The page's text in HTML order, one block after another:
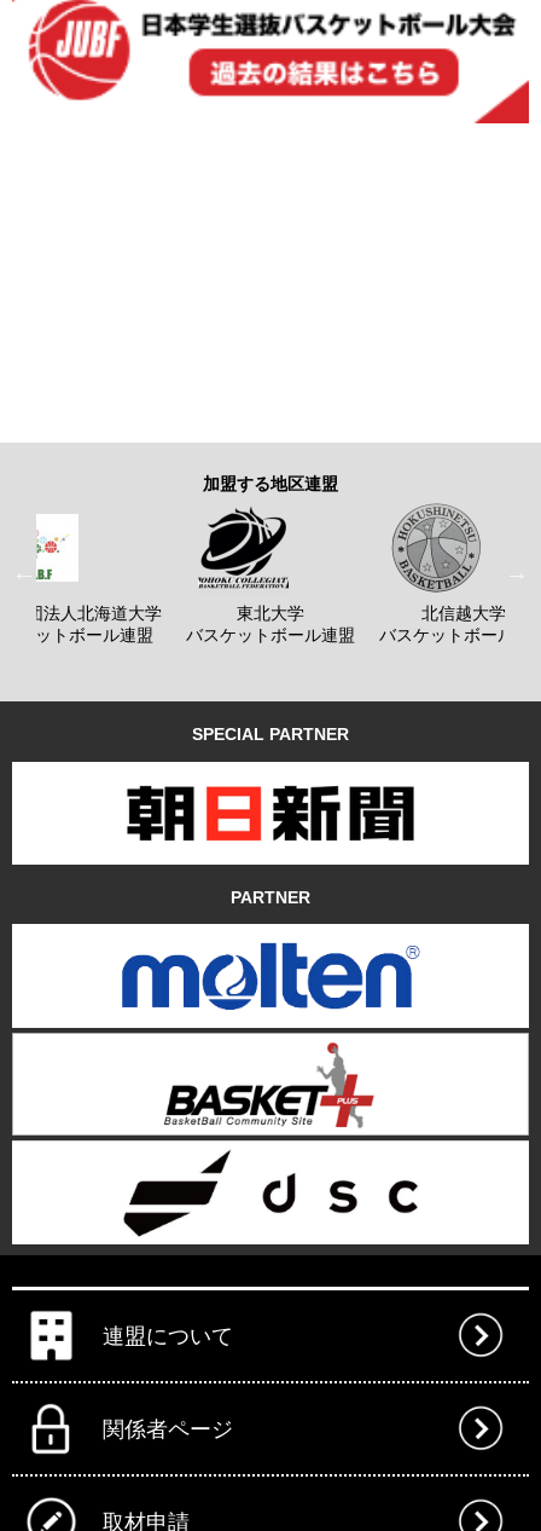
加盟する地区連盟
社団法人北海道大学
ケットボール連盟
東北大学
バスケットボール連盟
北信越大学
バスケットボール連
SPECIAL PARTNER
PARTNER
連盟について
関係者ページ
取材申請